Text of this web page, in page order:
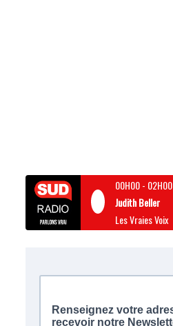
00H00- 02H00
Judith Beller
Les Vraies Voix